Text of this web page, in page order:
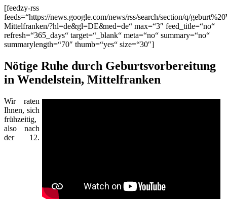
[feedzy-rss
feeds=“https://news.google.com/news/rss/search/section/q/
Mittelfranken/?hl=de&gl=DE&ned=de“ max=“3″ feed_title=“no“
refresh=“365_days“ target=“_blank“ meta=“no“ summary=“no“
summarylength=“70″ thumb=“yes“ size=“30″]
Nötige Ruhe durch Geburtsvorbereitung
in Wendelstein, Mittelfranken
Wir raten
Ihnen, sich
frühzeitig,
also nach
der 12.